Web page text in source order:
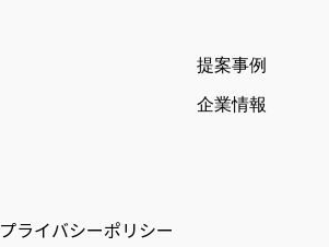
提案事例
企業情報
プライバシーポリシー